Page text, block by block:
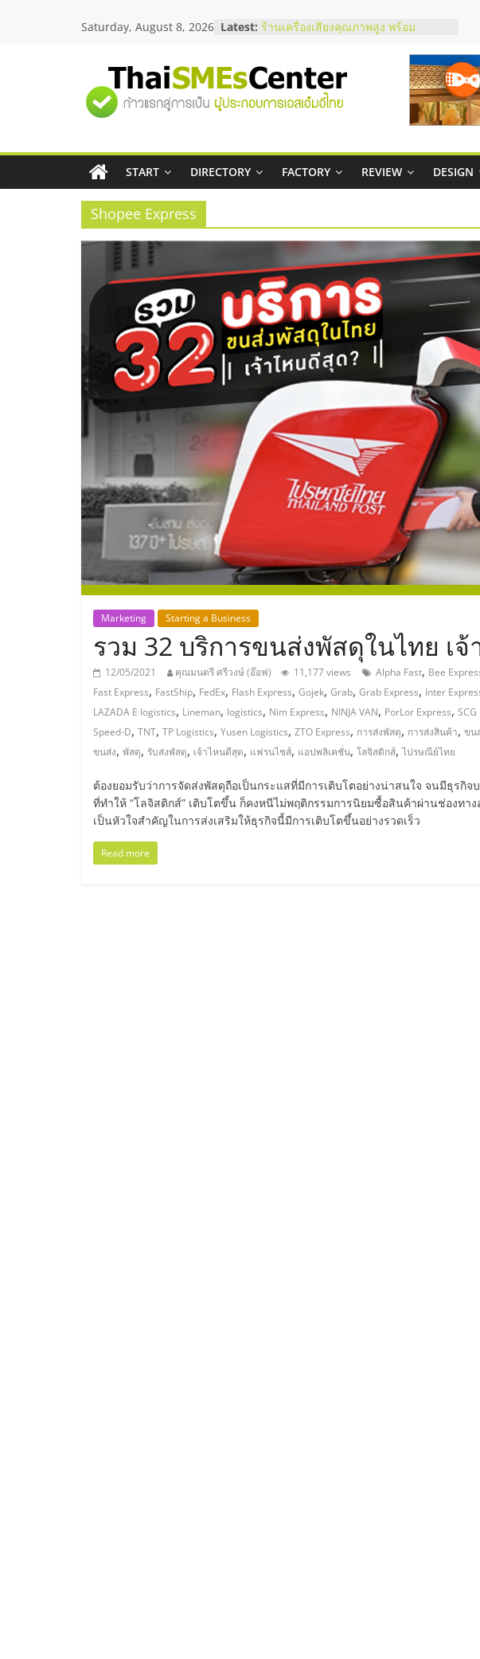
Saturday, August 8, 2026 Latest:
สัมมนาลงทุน แฟรนไชส์ยอนนี่
ThaiFranchise Meet Up จับคู่แฟรน
ร้านเครื่องเสียงคุณภาพสูง พร้อม
โซลูชันระบบภาพและเสียง
บริษัท Cybersecurity ในไทยที่ไหนดี?
วิธีเลือกผู้ให้บริการให้คุ้มค่าและตอบ
สัมมนาออนไลน์ โอกาสบริหารสถานี
บริการน้ำมัน Shell
"ศูนย์
รวม
ข้อมูล
ธุรกิจ
SME
แห่ง
ประเทศไทย,
ThaiSMEsCenter,
รวม
ธุรกิจ
เอ
ส
เอ็
มอี
ไทย,
SMEs,
แฟ
รน
START DIRECTORY FACTORY REVIEW DESIGN
Shopee Express
Marketing Starting a Business
รวม 32 บริการขนส่งพัสดุในไทย เ
12/05/2021 คุณมนตรี ศรีวงษ์ (อ๊อฟ) 11,177 views Alpha Fast, Bee
Fast Express, FastShip, FedEx, Flash Express, Gojek, Grab, Grab Express, Inter
LAZADA E logistics, Lineman, logistics, Nim Express, NINJA VAN, PorLor Express,
Speed-D, TNT, TP Logistics, Yusen Logistics, ZTO Express, การส่งพัสดุ, การส่งสินค้า, ขน
ขนส่ง, พัสดุ, รับส่งพัสดุ, เจ้าไหนดีสุด, แฟรนไชส์, แอปพลิเคชั่น, โลจิสติกส์,ไปรษณีย์ไทย
ต้องยอมรับว่าการจัดส่งพัสดุถือเป็นกระแสที่มีการเติบโตอย่างน่าสนใจ จนมีธุรกิจ
ที่ทำให้ “โลจิสติกส์” เติบโตขึ้น ก็คงหนีไม่พฤติกรรมการนิยมซื้อสินค้าผ่านช่องทา
เป็นหัวใจสำคัญในการส่งเสริมให้ธุรกิจนี้มีการเติบโตขึ้นอย่างรวดเร็ว
Read more